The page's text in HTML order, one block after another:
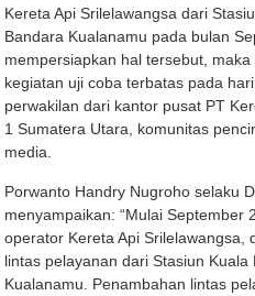
Kereta Api Srilelawangsa dari
Bandara Kualanamu pada bulan
mempersiapkan hal tersebut,
kegiatan uji coba terbatas pada
perwakilan dari kantor pusat PT
1 Sumatera Utara, komunitas
media.
Porwanto Handry Nugroho selaku
menyampaikan: “Mulai September
operator Kereta Api Srilelawangsa,
lintas pelayanan dari Stasiun
Kualanamu. Penambahan lintas